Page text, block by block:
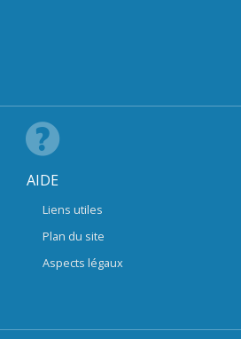
AIDE
Liens utiles
Plan du site
Aspects légaux